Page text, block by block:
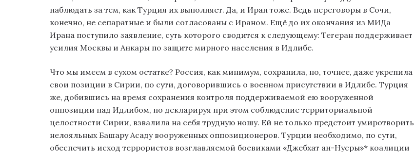
наблюдать за тем, как Турция их выполняет. Да, и Иран тоже. Ведь переговоры в Сочи,
конечно, не сепаратные и были согласованы с Ираном. Ещё до их окончания из МИДа
Ирана поступило заявление, суть которого сводится к следующему: Тегеран поддерживает
усилия Москвы и Анкары по защите мирного населения в Идлибе.
Что мы имеем в сухом остатке? Россия, как минимум, сохранила, но, точнее, даже укрепила
свои позиции в Сирии, по сути, договорившись о военном присутствии в Идлибе. Турция
же, добившись на время сохранения контроля поддерживаемой ею вооруженной
оппозиции над Идлибом, но декларируя при этом соблюдение территориальной
целостности Сирии, взвалила на себя трудную ношу. Ей не только предстоит умиротворить
нелояльных Башару Асаду вооруженных оппозиционеров. Турции необходимо, по сути,
обеспечить исход террористов возглавляемой боевиками «Джебхат ан-Нусры»* коалиции